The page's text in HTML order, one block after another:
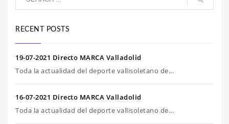
RECENT POSTS
19-07-2021 Directo MARCA Valladolid
Toda la actualidad del deporte vallisoletano de...
16-07-2021 Directo MARCA Valladolid
Toda la actualidad del deporte vallisoletano de...